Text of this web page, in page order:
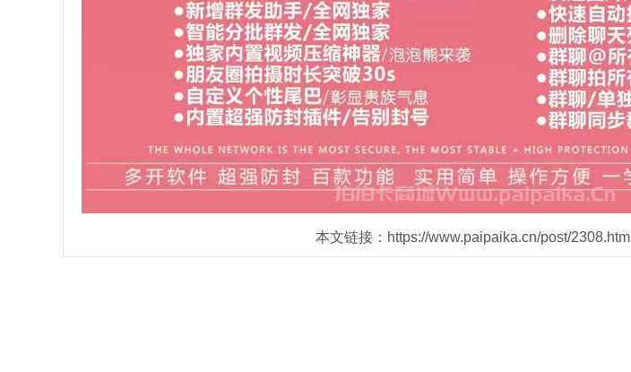
本文链接：https://www.paipaika.cn/post/2308.html